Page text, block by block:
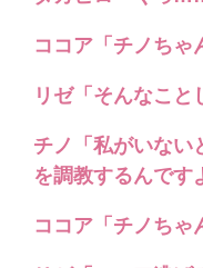
ココア「チノちゃ
リゼ「そんなこと
チノ「私がいない
を調教するんです
ココア「チノちゃ